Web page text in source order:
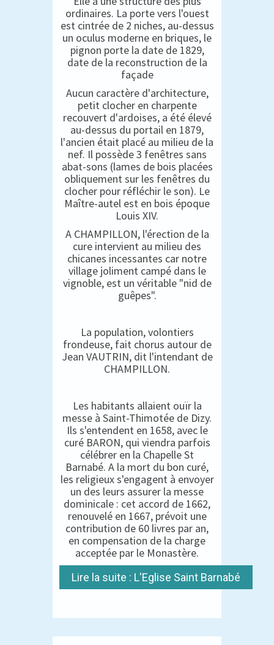
ordinaires. La porte vers l'ouest
est cintrée de 2 niches, au-dessus
un oculus moderne en briques, le
pignon porte la date de 1829,
date de la reconstruction de la
façade
Aucun caractère d'architecture,
petit clocher en charpente
recouvert d'ardoises, a été élevé
au-dessus du portail en 1879,
l'ancien était placé au milieu de la
nef. Il possède 3 fenêtres sans
abat-sons (lames de bois placées
obliquement sur les fenêtres du
clocher pour réfléchir le son). Le
Maître-autel est en bois époque
Louis XIV.
A CHAMPILLON, l'érection de la
cure intervient au milieu des
chicanes incessantes car notre
village joliment campé dans le
vignoble, est un véritable "nid de
guêpes".
La population, volontiers
frondeuse, fait chorus autour de
Jean VAUTRIN, dit l'intendant de
CHAMPILLON.
Les habitants allaient ouïr la
messe à Saint-Thimotée de Dizy.
Ils s'entendent en 1658, avec le
curé BARON, qui viendra parfois
célébrer en la Chapelle St
Barnabé. A la mort du bon curé,
les religieux s'engagent à envoyer
un des leurs assurer la messe
dominicale : cet accord de 1662,
renouvelé en 1667, prévoit une
contribution de 60 livres par an,
en compensation de la charge
acceptée par le Monastère.
Lire la suite : L'Eglise Saint Barnabé